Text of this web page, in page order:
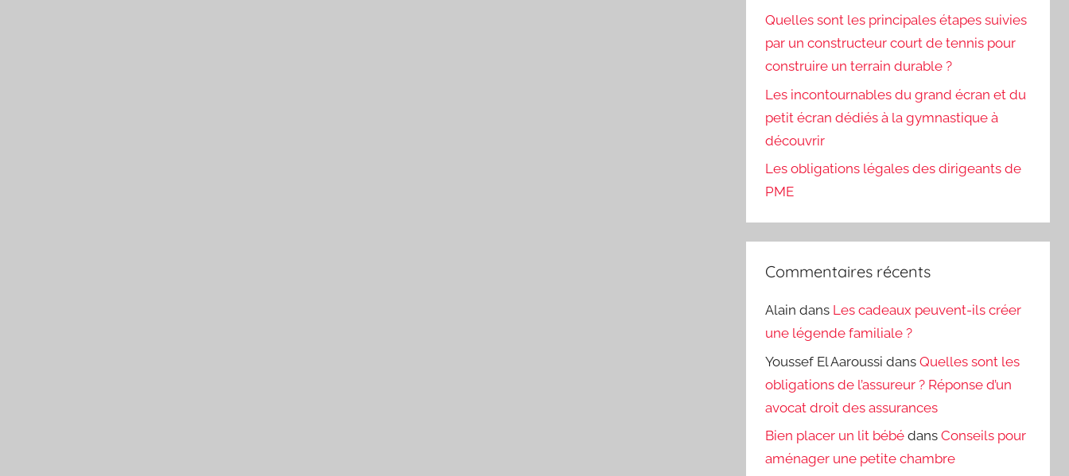
Quelles sont les principales étapes suivies
par un constructeur court de tennis pour
construire un terrain durable ?
Les incontournables du grand écran et du
petit écran dédiés à la gymnastique à
découvrir
Les obligations légales des dirigeants de
PME
Commentaires récents
Alain dans Les cadeaux peuvent-ils créer
une légende familiale ?
Youssef El Aaroussi dansQuelles sont les
obligations de l’assureur ? Réponse d’un
avocat droit des assurances
Bien placer un lit bébé dansConseils pour
aménager une petite chambre